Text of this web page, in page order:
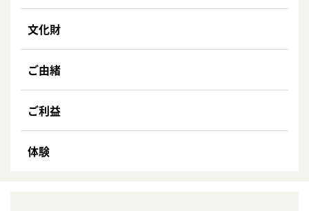
文化財
ご由緒
ご利益
体験